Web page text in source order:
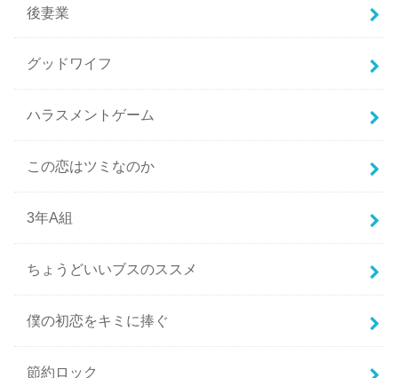
後妻業
グッドワイフ
ハラスメントゲーム
この恋はツミなのか
3年A組
ちょうどいいブスのススメ
僕の初恋をキミに捧ぐ
節約ロック